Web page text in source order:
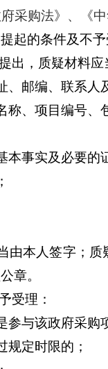
采购法》、《
起的条件及不
出，质疑材料
、邮编、联系人
称、项目编号、
本事实及必要的
由本人签字；
章。
受理：
参与该政府采购
规定时限的；